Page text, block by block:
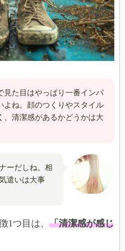
見た目はやっぱり一番インパ
よね。顔のつくりやスタイル
、清潔感があるかどうかは大
ーだしね。相
遣いは大事
1つ目は、 「清潔感が感じ